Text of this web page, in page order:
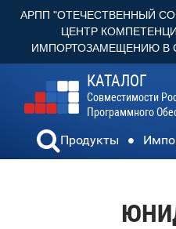
АРПП "ОТЕЧЕСТВЕННЫЙ
ЦЕНТР
ИМПОРТОЗАМЕЩЕНИЮ В
КАТАЛОГ
Совместимости
Программного
Продукты